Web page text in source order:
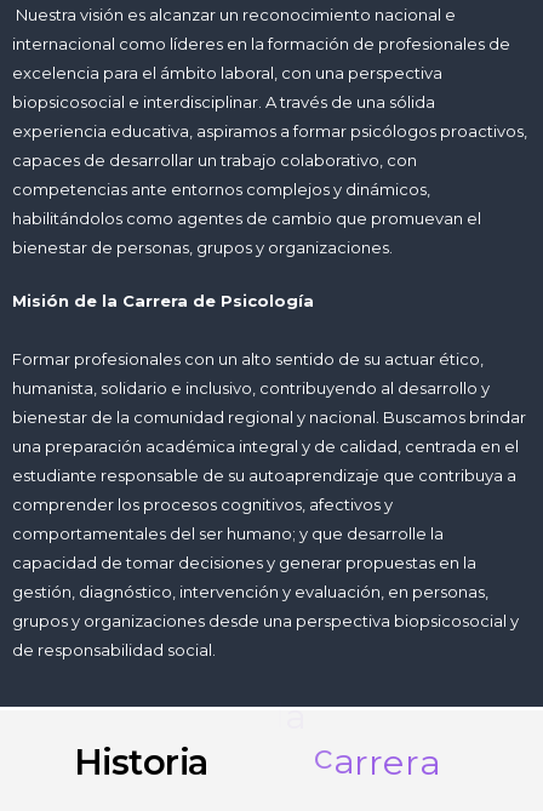
Nuestra visión es alcanzar un reconocimiento nacional e
internacional como líderes en la formación de profesionales de
excelencia para el ámbito laboral, con una perspectiva
biopsicosocial e interdisciplinar. A través de una sólida
experiencia educativa, aspiramos a formar psicólogos proactivos,
capaces de desarrollar un trabajo colaborativo, con
competencias ante entornos complejos y dinámicos,
habilitándolos como agentes de cambio que promuevan el
bienestar de personas, grupos y organizaciones.
Misión de la Carrera de Psicología
Formar profesionales con un alto sentido de su actuar ético,
humanista, solidario e inclusivo, contribuyendo al desarrollo y
bienestar de la comunidad regional y nacional. Buscamos brindar
una preparación académica integral y de calidad, centrada en el
estudiante responsable de su autoaprendizaje que contribuya a
comprender los procesos cognitivos, afectivos y
comportamentales del ser humano; y que desarrolle la
capacidad de tomar decisiones y generar propuestas en la
gestión, diagnóstico, intervención y evaluación, en personas,
grupos y organizaciones desde una perspectiva biopsicosocial y
de responsabilidad social.
Historia